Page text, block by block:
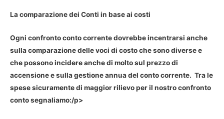
La comparazione dei Conti in base ai costi
Ogni confronto conto corrente dovrebbe incentrarsi anche
sulla comparazione delle voci di costo che sono diverse e
che possono incidere anche di molto sul prezzo di
accensione e sulla gestione annua del conto corrente. Tra le
spese sicuramente di maggior rilievo per il nostro confronto
conto segnaliamo:/p>